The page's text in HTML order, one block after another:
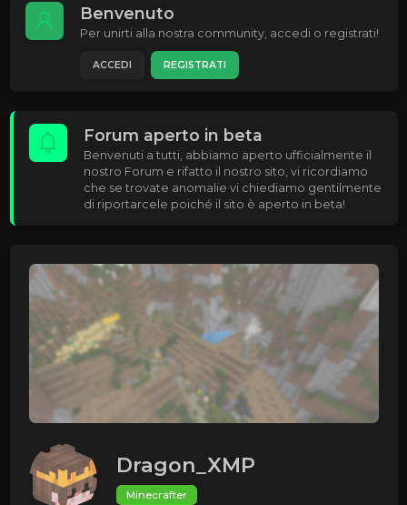
Benvenuto
Per unirti alla nostra community, accedi o registrati!
ACCEDI REGISTRATI
Forum aperto in beta
Benvenuti a tutti, abbiamo aperto ufficialmente il
nostro Forum e rifatto il nostro sito, vi ricordiamo
che se trovate anomalie vi chiediamo gentilmente
di riportarcele poiché il sito è aperto in beta!
Dragon_XMP
Minecrafter